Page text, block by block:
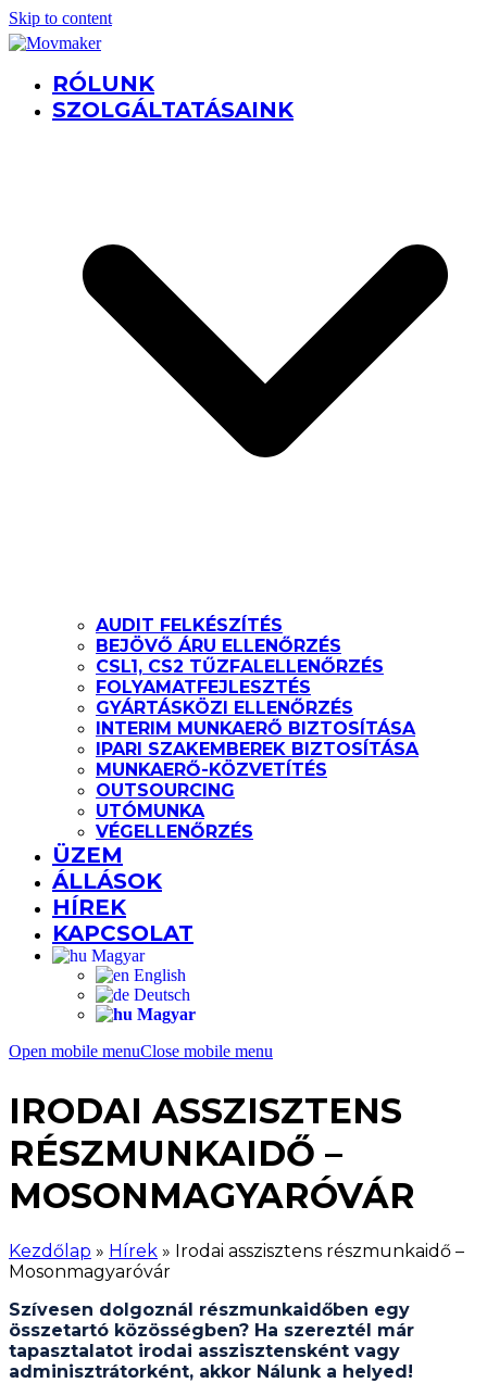
Skip to content
RÓLUNK
SZOLGÁLTATÁSAINK
AUDIT FELKÉSZÍTÉS
BEJÖVŐ ÁRU ELLENŐRZÉS
CSL1, CS2 TŰZFALELLENŐRZÉS
FOLYAMATFEJLESZTÉS
GYÁRTÁSKÖZI ELLENŐRZÉS
INTERIM MUNKAERŐ BIZTOSÍTÁSA
IPARI SZAKEMBEREK BIZTOSÍTÁSA
MUNKAERŐ-KÖZVETÍTÉS
OUTSOURCING
UTÓMUNKA
VÉGELLENŐRZÉS
ÜZEM
ÁLLÁSOK
HÍREK
KAPCSOLAT
Magyar
English
Deutsch
Magyar
Open mobile menuClose mobile menu
IRODAI ASSZISZTENS
RÉSZMUNKAIDŐ –
MOSONMAGYARÓVÁR
Kezdőlap » Hírek » Irodai asszisztens részmunkaidő –
Mosonmagyaróvár
Szívesen dolgoznál részmunkaidőben egy
összetartó közösségben? Ha szereztél már
tapasztalatot irodai asszisztensként vagy
adminisztrátorként, akkor Nálunk a helyed!